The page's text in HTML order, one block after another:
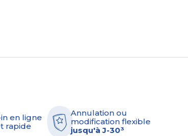
en ligne
rapide
Annulation ou
modification flexible
jusqu'à J-30³